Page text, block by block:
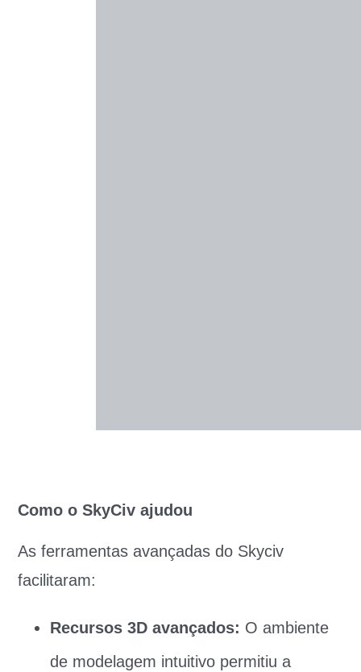
Como o SkyCiv ajudou
As ferramentas avançadas do Skyciv
facilitaram:
Recursos 3D avançados: O ambiente
de modelagem intuitivo permitiu a